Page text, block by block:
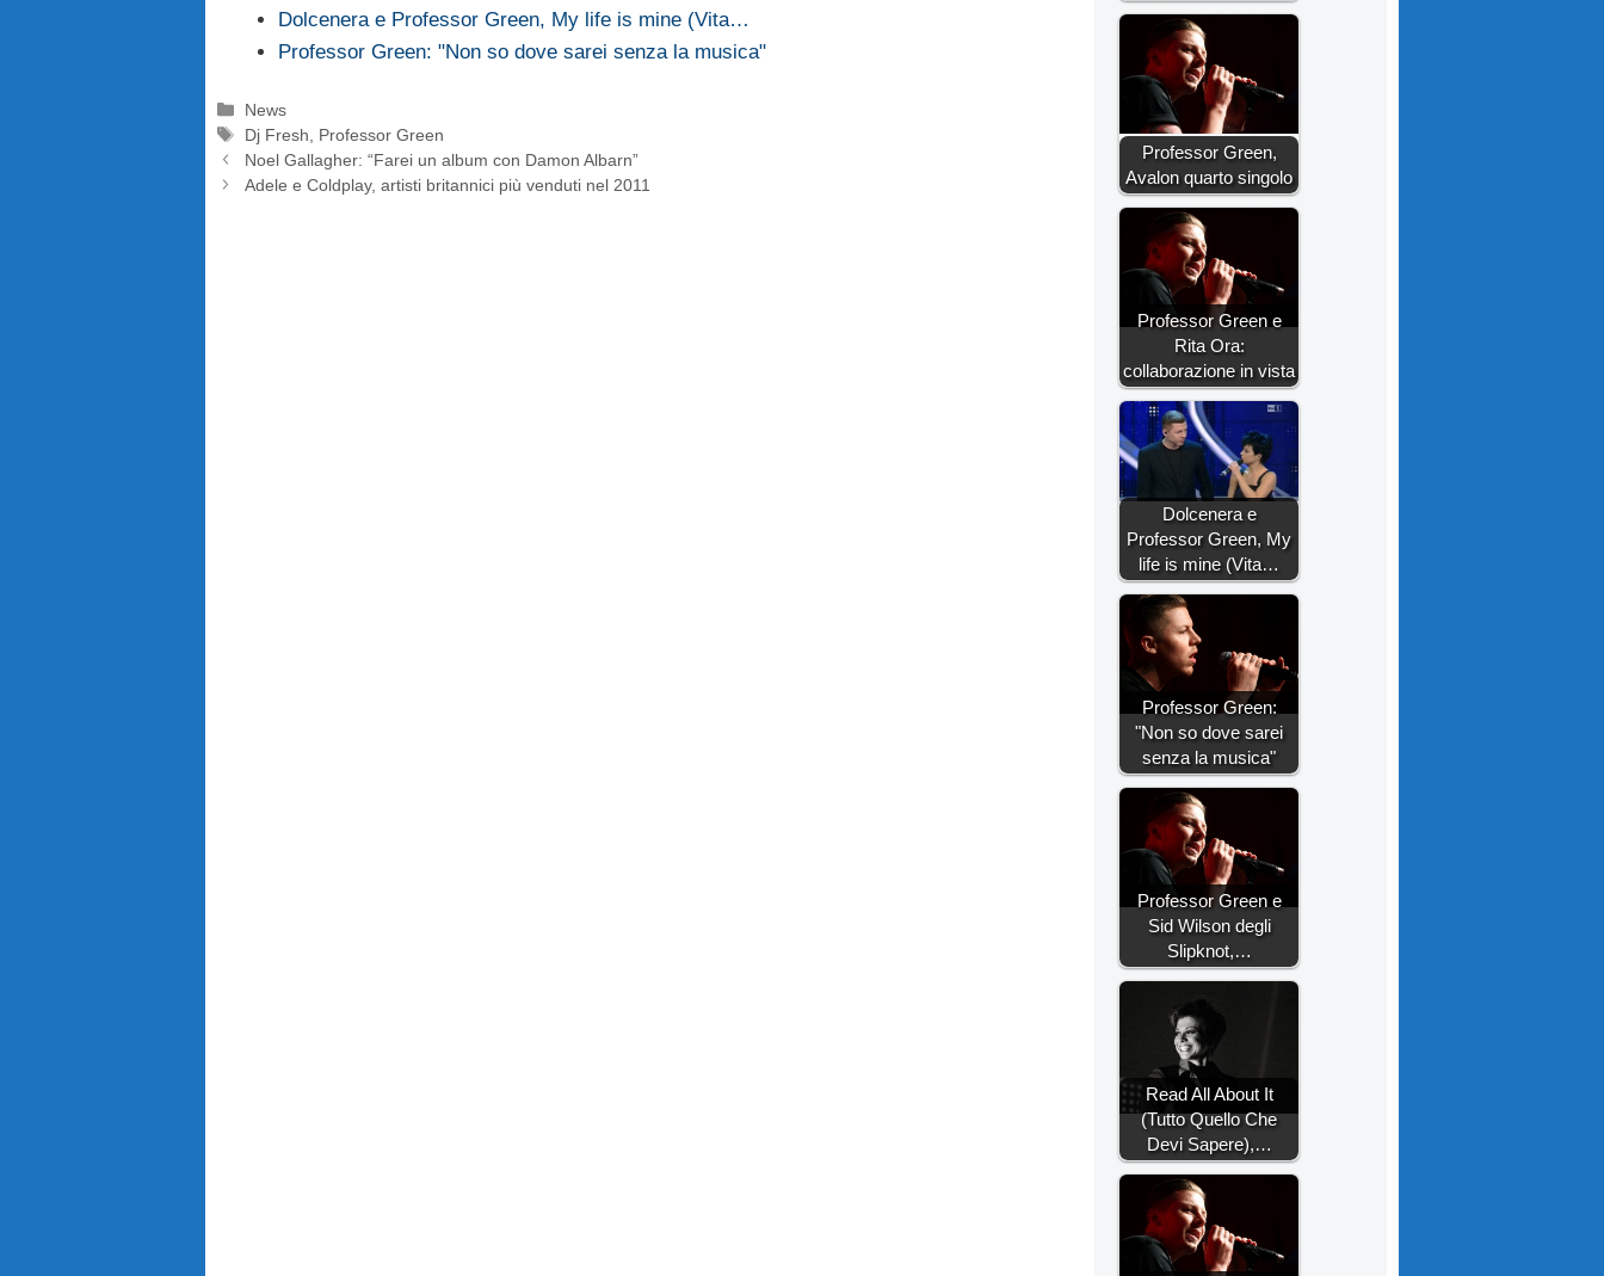
Dolcenera e Professor Green, My life is mine (Vita…
Professor Green: "Non so dove sarei senza la musica"
Categorie
News
Tag
Dj Fresh
Professor Green
Noel Gallagher: “Farei un album con Damon Albarn”
Adele e Coldplay, artisti britannici più venduti nel 2011
Professor Green,
Avalon quarto singolo
Professor Green e
Rita Ora:
collaborazione in vista
Dolcenera e
Professor Green, My
life is mine (Vita…
Professor Green:
"Non so dove sarei
senza la musica"
Professor Green e
Sid Wilson degli
Slipknot,…
Read All About It
(Tutto Quello Che
Devi Sapere),…